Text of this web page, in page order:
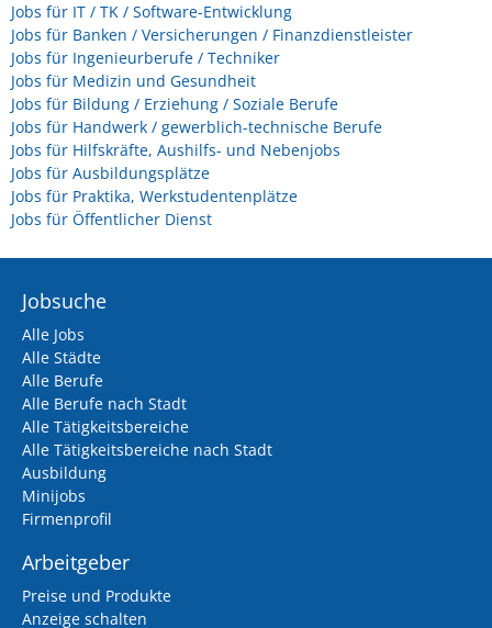
Jobs für IT / TK / Software-Entwicklung
Jobs für Banken / Versicherungen / Finanzdienstleister
Jobs für Ingenieurberufe / Techniker
Jobs für Medizin und Gesundheit
Jobs für Bildung / Erziehung / Soziale Berufe
Jobs für Handwerk / gewerblich-technische Berufe
Jobs für Hilfskräfte, Aushilfs- und Nebenjobs
Jobs für Ausbildungsplätze
Jobs für Praktika, Werkstudentenplätze
Jobs für Öffentlicher Dienst
Jobsuche
Alle Jobs
Alle Städte
Alle Berufe
Alle Berufe nach Stadt
Alle Tätigkeitsbereiche
Alle Tätigkeitsbereiche nach Stadt
Ausbildung
Minijobs
Firmenprofil
Arbeitgeber
Preise und Produkte
Anzeige schalten